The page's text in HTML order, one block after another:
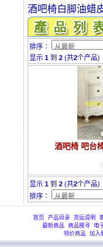
酒吧椅白脚油蜡
排序∶
显示 1 到 2 (共2个产品)
酒吧椅 吧台
显示 1 到 2 (共2个产品)
排序∶
首页 产品目录 货运说明
最新商品 商品搜寻
电
特价商品
加入